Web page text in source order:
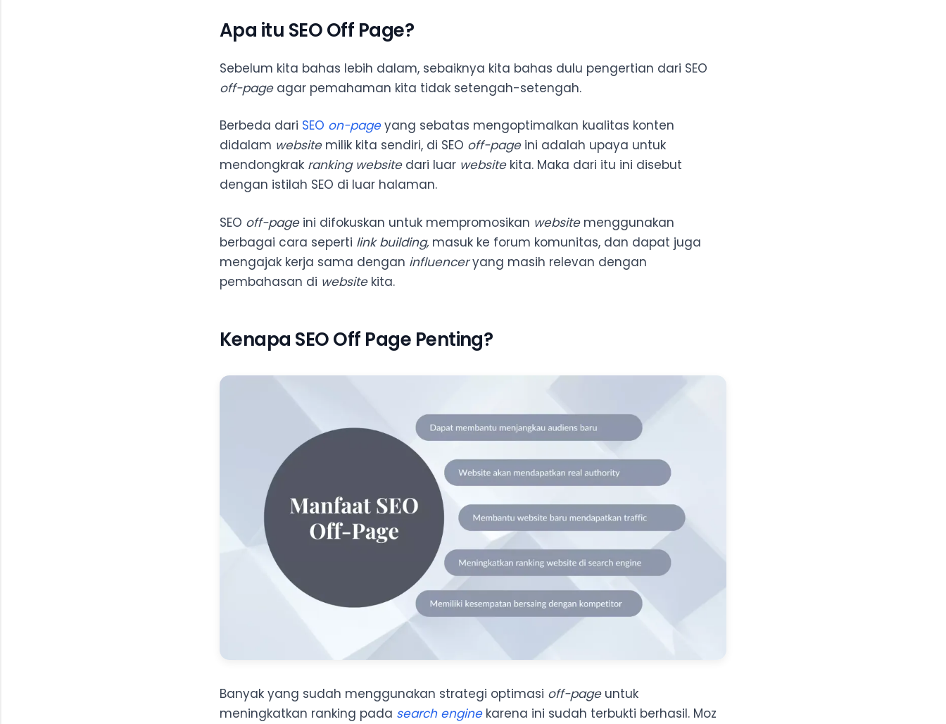
Apa itu SEO Off Page?
Sebelum kita bahas lebih dalam, sebaiknya kita bahas dulu pengertian dari SEO
off-pageagar pemahaman kita tidak setengah-setengah.
Berbeda dari SEO on-pageyang sebatas mengoptimalkan kualitas konten
didalam websitemilik kita sendiri, di SEO off-pageini adalah upaya untuk
mendongkrak ranking websitedari luar websitekita. Maka dari itu ini disebut
dengan istilah SEO di luar halaman.
SEO off-pageini difokuskan untuk mempromosikan website menggunakan
berbagai cara seperti link building, masuk ke forum komunitas, dan dapat juga
mengajak kerja sama dengan influenceryang masih relevan dengan
pembahasan di websitekita.
Kenapa SEO Off Page Penting?
Banyak yang sudah menggunakan strategi optimasi off-pageuntuk
meningkatkan ranking pada search enginekarena ini sudah terbukti berhasil. Moz